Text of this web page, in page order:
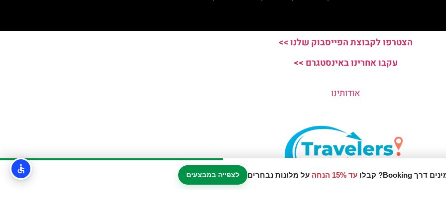
עד 15% הנחה על מלונות נבחרים לצפייה במבצעים
הצטרפו לקבוצת הפייסבוק שלנו >>
עקבו אחרינו באינסטגרם >>
אודותינו